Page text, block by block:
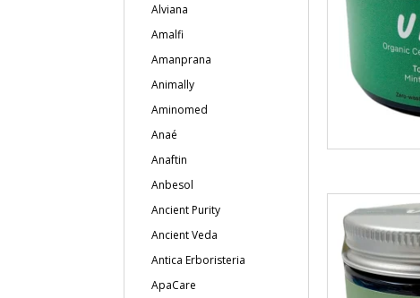
Alviana
Amalfi
Amanprana
Animally
Aminomed
Anaé
Anaftin
Anbesol
Ancient Purity
Ancient Veda
Antica Erboristeria
ApaCare